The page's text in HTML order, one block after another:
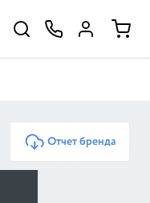
Отчет бренда